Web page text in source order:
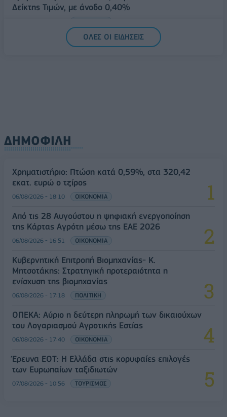
Δείκτης Τιμών, με άνοδο 0,40%
ΟΛΕΣ ΟΙ ΕΙΔΗΣΕΙΣ
ΔΗΜΟΦΙΛΗ
Χρηματιστήριο: Πτώση κατά 0,59%, στα 320,42
εκατ. ευρώ ο τζίρος
06/08/2026 - 18:10 ΟΙΚΟΝΟΜΙΑ
Από τις 28 Αυγούστου η ψηφιακή ενεργοποίηση
της Κάρτας Αγρότη μέσω της ΕΑΕ 2026
06/08/2026 - 16:51 ΟΙΚΟΝΟΜΙΑ
Κυβερνητική Επιτροπή Βιομηχανίας- Κ.
Μητσοτάκης: Στρατηγική προτεραιότητα η
ενίσχυση της βιομηχανίας
06/08/2026 - 17:18 ΠΟΛΙΤΙΚΗ
ΟΠΕΚΑ: Αύριο η δεύτερη πληρωμή των δικαιούχων
του Λογαριασμού Αγροτικής Εστίας
06/08/2026 - 17:40 ΟΙΚΟΝΟΜΙΑ
Έρευνα ΕΟΤ: Η Ελλάδα στις κορυφαίες επιλογές
των Ευρωπαίων ταξιδιωτών
07/08/2026 - 10:56 ΤΟΥΡΙΣΜΟΣ